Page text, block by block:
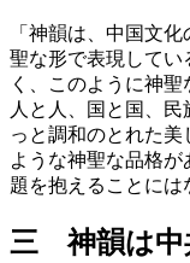
「神韻は、中国文
聖な形で表現してい
く、このように神聖
人と人、国と国、
っと調和のとれた
ような神聖な品格
題を抱えることには
三 神韻は中